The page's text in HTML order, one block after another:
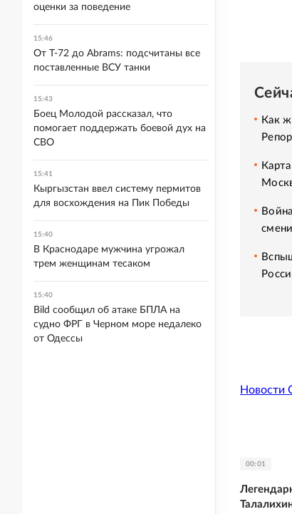
Как
00:01
оценки за поведение
15:46
От Т-72 до Abrams: подсчитаны все
поставленные ВСУ танки
15:43
Боец Молодой рассказал, что
помогает поддержать боевой дух на
СВО
15:41
Кыргызстан ввел систему пермитов
для восхождения на Пик Победы
15:40
В Краснодаре мужчина угрожал
трем женщинам тесаком
15:40
Bild сообщил об атаке БПЛА на
судно ФРГ в Черном море недалеко
от Одессы